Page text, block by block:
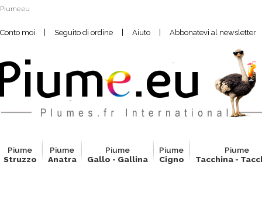
Piume.eu
Conto moi | Seguito di ordine | Aiuto | Abbonatevi al newsletter
Piume
Struzzo
Piume
Anatra
Piume
Gallo - Gallina
Piume
Cigno
Piume
Tacchina -